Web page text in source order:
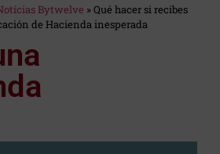
Bytwelve »Qué hacer si recibes
de Hacienda inesperada